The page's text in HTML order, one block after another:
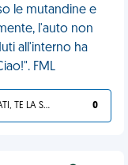
le mutandine e
l'auto non
all'interno ha
FML
SVEGLIATI, TE LA SEI CERCATA! 0